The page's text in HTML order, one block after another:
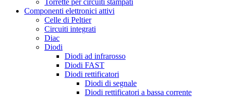
Torrette per circuiti stampati
Componenti elettronici attivi
Celle di Peltier
Circuiti integrati
Diac
Diodi
Diodi ad infrarosso
Diodi FAST
Diodi rettificatori
Diodi di segnale
Diodi rettificatori a bassa corrente